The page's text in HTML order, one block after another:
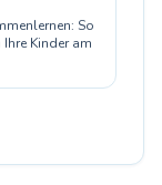
So
Kinder am